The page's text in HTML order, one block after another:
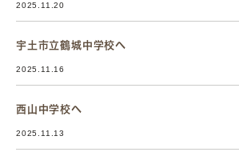
2025.11.20
宇土市立鶴城中学校へ
2025.11.16
西山中学校へ
2025.11.13